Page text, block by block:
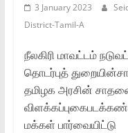
3 January 2023
District-Tamil-A
நீலகிரி மாவட்டம்
தொடர்புத்
தமிழக அரசின்
மக்கள் பார்வையிட்டு